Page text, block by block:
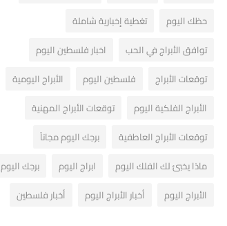
حظك اليوم
تغطية إخبارية شاملة
توافق الأبراج في الحب
اخبار فلسطين اليوم
توقعات الأبراج
فلسطين اليوم
الأبراج اليومية
الأبراج الفلكية اليوم
توقعات الأبراج المهنية
توقعات الأبراج العاطفية
برجك اليوم مجاناً
ماذا يخبئ لك الفلك اليوم
ابراج اليوم
برجك اليوم
الأبراج اليوم
أخبار الأبراج اليوم أخبار فلسطين